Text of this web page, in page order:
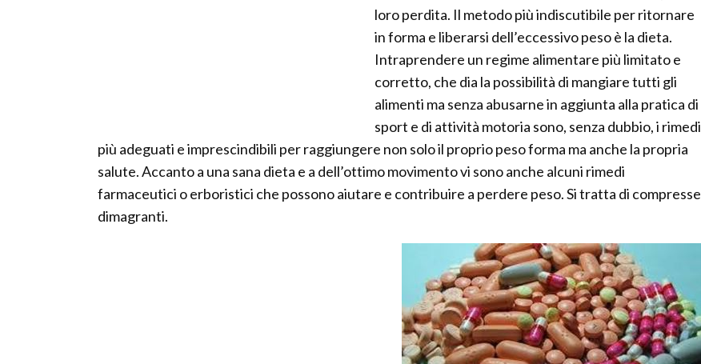
loro perdita. Il metodo più indiscutibile per ritornare
in forma e liberarsi dell’eccessivo peso è la dieta.
Intraprendere un regime alimentare più limitato e
corretto, che dia la possibilità di mangiare tutti gli
alimenti ma senza abusarne in aggiunta alla pratica di
sport e di attività motoria sono, senza dubbio, i rimedi
più adeguati e imprescindibili per raggiungere non solo il proprio peso forma ma anche la propria
salute. Accanto a una sana dieta e a dell’ottimo movimento vi sono anche alcuni rimedi
farmaceutici o erboristici che possono aiutare e contribuire a perdere peso. Si tratta di compresse
dimagranti.